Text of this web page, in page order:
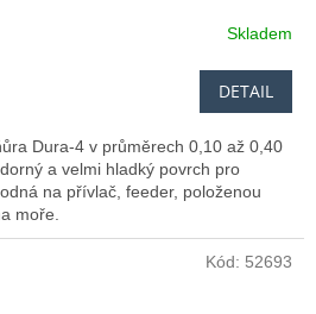
Skladem
DETAIL
Dura-4 v průměrech 0,10 až 0,40
a velmi hladký povrch pro
na přívlač, feeder, položenou
moře.
Kód: 52693